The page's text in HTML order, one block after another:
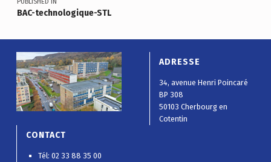
BAC-technologique-STL
ADRESSE
34, avenue Henri Poincaré
BP 308
50103 Cherbourg en
Cotentin
CONTACT
Tél: 02 33 88 35 00